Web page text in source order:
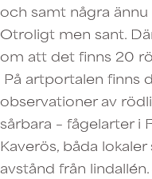
och samt några ännu
Otroligt men sant.
om att det finns 20
På artportalen finns
observationer av
sårbara – fågelarter i
Kaverös, båda
avstånd från